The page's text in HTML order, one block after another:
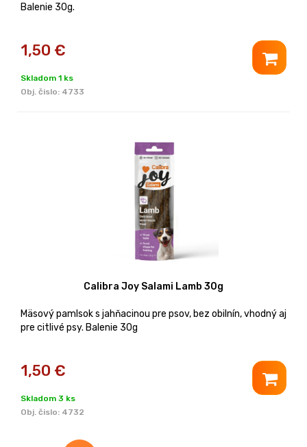
Balenie 30g.
1,50 €
Skladom 1 ks
Obj. čislo: 4733
Calibra Joy Salami Lamb 30g
Mäsový pamlsok s jahňacinou pre psov, bez obilnín, vhodný aj
pre citlivé psy. Balenie 30g
1,50 €
Skladom 3 ks
Obj. čislo: 4732